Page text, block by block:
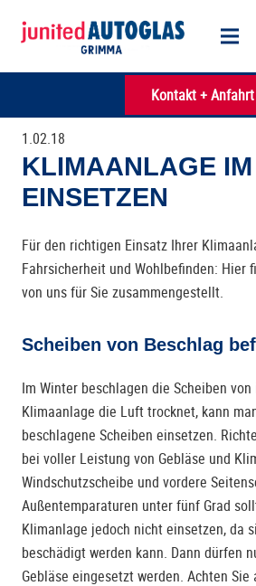
Kontakt + Anfahrt
1.02.18
KLIMAANLAGE
EINSETZEN
Für den richtigen Einsatz Ihrer
Fahrsicherheit und Wohlbefinden: Hier
von uns für Sie zusammengestellt.
Scheiben von Beschlag
Im Winter beschlagen die Scheiben von
Klimaanlage die Luft trocknet, kann
beschlagene Scheiben einsetzen.
bei voller Leistung von Gebläse und
Windschutzscheibe und vordere
Außentemparaturen unter fünf Grad
Klimanlage jedoch nicht einsetzen, da
beschädigt werden kann. Dann dürfen
Gebläse eingesetzt werden. Achten Sie